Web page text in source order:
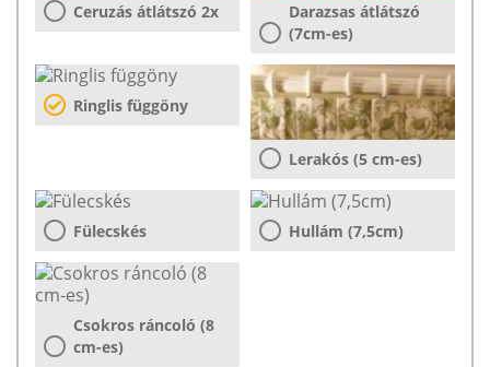
Ceruzás átlátszó 2x
Darazsas átlátszó
(7cm-es)
Ringlis függöny
Lerakós (5 cm-es)
Fülecskés Hullám (7,5cm)
Csokros ráncoló (8
cm-es)